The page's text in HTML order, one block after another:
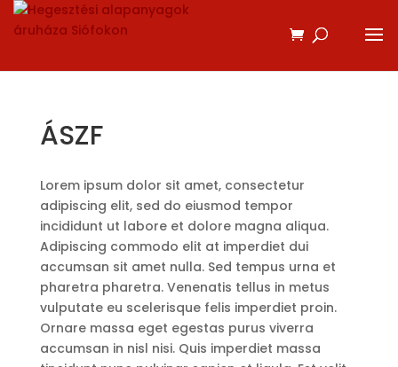
ÁSZF
Lorem ipsum dolor sit amet, consectetur
adipiscing elit, sed do eiusmod tempor
incididunt ut labore et dolore magna aliqua.
Adipiscing commodo elit at imperdiet dui
accumsan sit amet nulla. Sed tempus urna et
pharetra pharetra. Venenatis tellus in metus
vulputate eu scelerisque felis imperdiet proin.
Ornare massa eget egestas purus viverra
accumsan in nisl nisi. Quis imperdiet massa